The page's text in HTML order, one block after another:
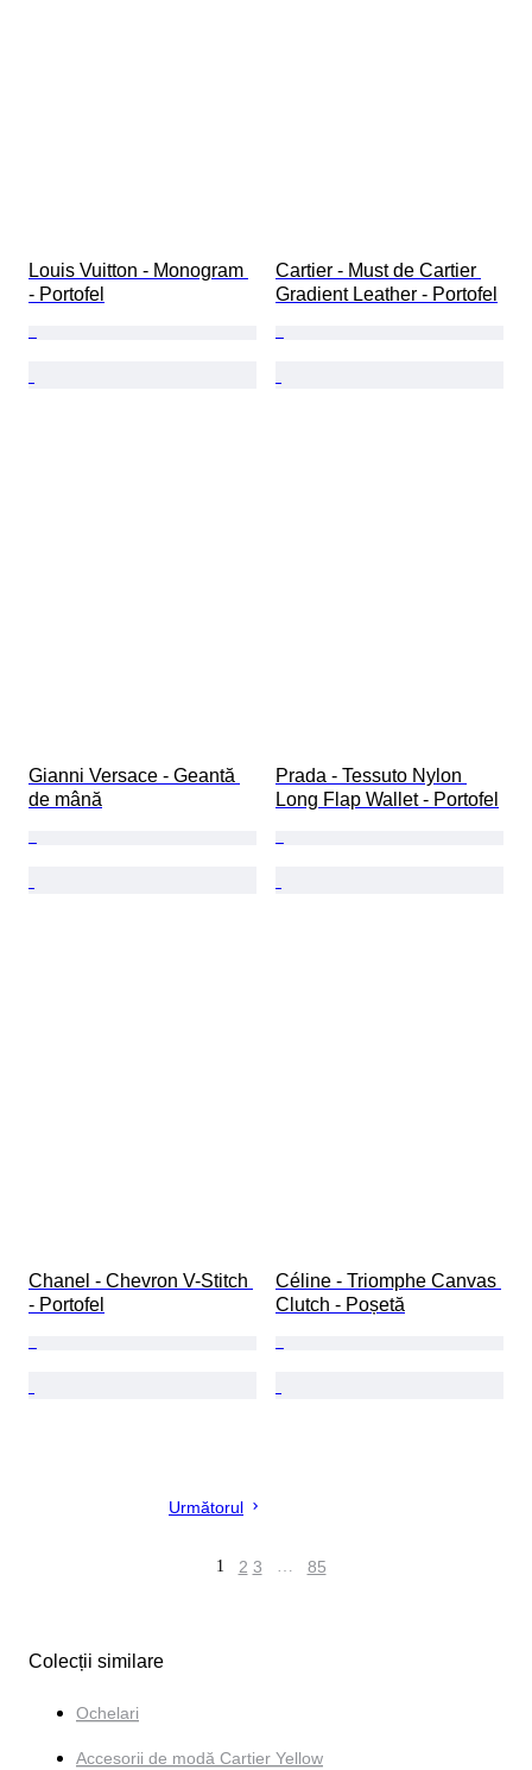
Louis Vuitton - Monogram
- Portofel
Cartier - Must de Cartier
Gradient Leather - Portofel
Gianni Versace - Geantă
de mână
Prada - Tessuto Nylon
Long Flap Wallet - Portofel
Chanel - Chevron V-Stitch
- Portofel
Céline - Triomphe Canvas
Clutch - Poșetă
Următorul
1 2 3 … 85
Colecții similare
Ochelari
Accesorii de modă Cartier Yellow